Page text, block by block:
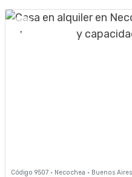
Código 9507 · Necochea · Buenos